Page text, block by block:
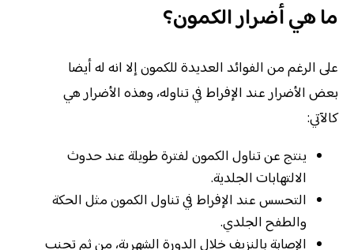
ما هي أضرار الكمون؟
على الرغم من الفوائد العديدة للكمون إلا انه له أيضا
بعض الأضرار عند الإفراط في تناوله، وهذه الأضرار هي
كالآتي:
ينتج عن تناول الكمون لفترة طويلة عند حدوث
الالتهابات الجلدية.
التحسس عند الإفراط في تناول الكمون مثل الحكة
والطفح الجلدي.
الإصابة بالنزيف خلال الدورة الشهرية، من ثم تجنب